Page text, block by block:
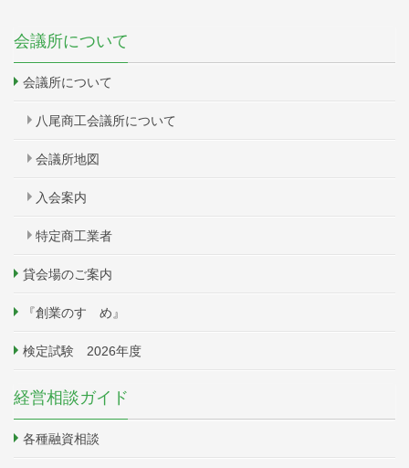
会議所について
会議所について
八尾商工会議所について
会議所地図
入会案内
特定商工業者
貸会場のご案内
『創業のすゝめ』
検定試験 2026年度
経営相談ガイド
各種融資相談